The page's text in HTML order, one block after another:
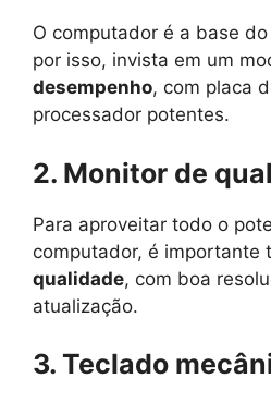
O computador é a base
por isso, invista em um
desempenho, com placa
processador potentes.
2. Monitor de
Para aproveitar todo o
computador, é importante
qualidade, com boa
atualização.
3. Teclado